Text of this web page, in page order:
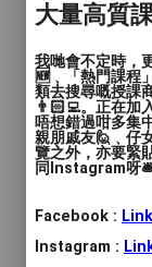
全年四季
整個拯溺課
👉🏾銅章
👉🏾拯溺急救
👉🏾水上急救
👉🏾👉🏾👉🏾覆修
大量高質
我哋會不定時，
🆕﹑「熱門課程
類去搜尋嘅授課
👨🏻‍💻。正在加
唔想錯過咁多集
親朋戚友🙋﹑仔
覽之外，亦要緊
同Instagram呀🛎️
Facebook : Link
Instagram :